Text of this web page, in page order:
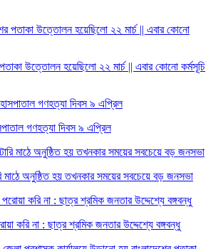
পতাকা উত্তোলন হয়েছিলো ২২ মার্চ || এবার কোনো কর্মসূচি
গণহত্যা দিবস ৯ এপ্রিল
মাঠে অনুষ্ঠিত হয় তখনকার সময়ের সবচেয়ে বড় জনসভা
করি না : ছাত্র শ্রমিক জনতার উদ্দেশ্যে বঙ্গবন্ধু